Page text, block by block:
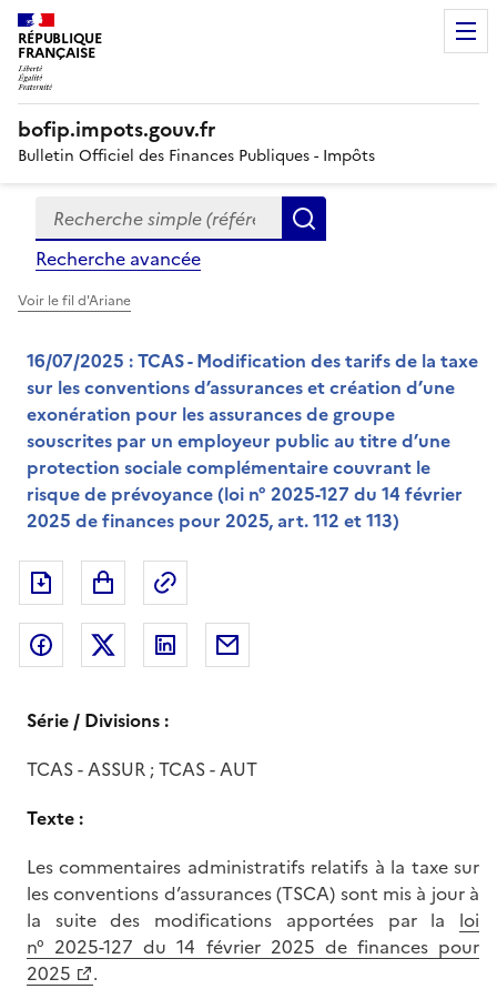
RÉPUBLIQUE
FRANÇAISE
bofip.impots.gouv.fr
Bulletin Officiel des Finances Publiques - Impôts
Formulaire
de
recherche
Recherche simple (références, mots clés, partie du
Recherche avancée
Voir le fil d'Ariane
16/07/2025 : TCAS - Modification des tarifs de la taxe
sur les conventions d’assurances et création d’une
exonération pour les assurances de groupe
souscrites par un employeur public au titre d’une
protection sociale complémentaire couvrant le
risque de prévoyance (loi n° 2025-127 du 14 février
2025 de finances pour 2025, art. 112 et 113)
Exporter le document au format pdf
Partager sur Facebook
Partager sur Twitter
Partager sur LinkedIn
Série / Divisions :
TCAS - ASSUR ; TCAS - AUT
Texte :
Les commentaires administratifs relatifs à la taxe sur
les conventions d’assurances (TSCA) sont mis à jour à
la suite des modifications apportées par la loi
n° 2025-127 du 14 février 2025 de finances pour
2025
.